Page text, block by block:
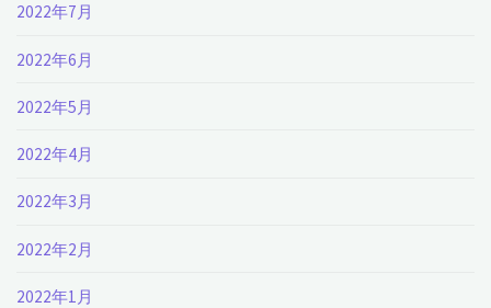
2022年7月
2022年6月
2022年5月
2022年4月
2022年3月
2022年2月
2022年1月